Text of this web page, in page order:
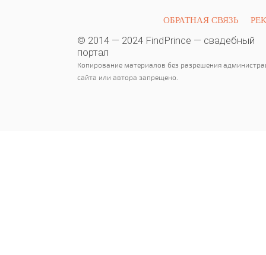
ОБРАТНАЯ СВЯЗЬ
© 2014 — 2024 FindPrince — свадебный
портал
Копирование материалов без разрешения
сайта или автора запрещено.